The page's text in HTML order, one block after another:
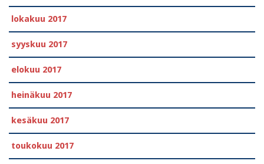
lokakuu 2017
syyskuu 2017
elokuu 2017
heinäkuu 2017
kesäkuu 2017
toukokuu 2017